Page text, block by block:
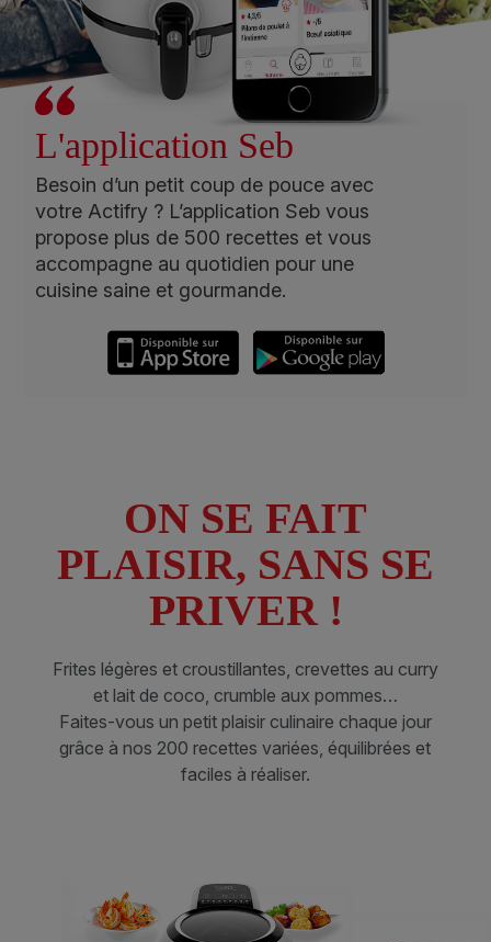
L'application Seb
Besoin d’un petit coup de pouce avec
votre Actifry ? L’application Seb vous
propose plus de 500 recettes et vous
accompagne au quotidien pour une
cuisine saine et gourmande.
ON SE FAIT
PLAISIR, SANS SE
PRIVER !
Frites légères et croustillantes, crevettes au curry
et lait de coco, crumble aux pommes…
Faites-vous un petit plaisir culinaire chaque jour
grâce à nos 200 recettes variées, équilibrées et
faciles à réaliser.